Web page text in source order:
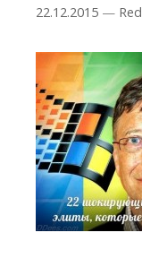
22.12.2015 —